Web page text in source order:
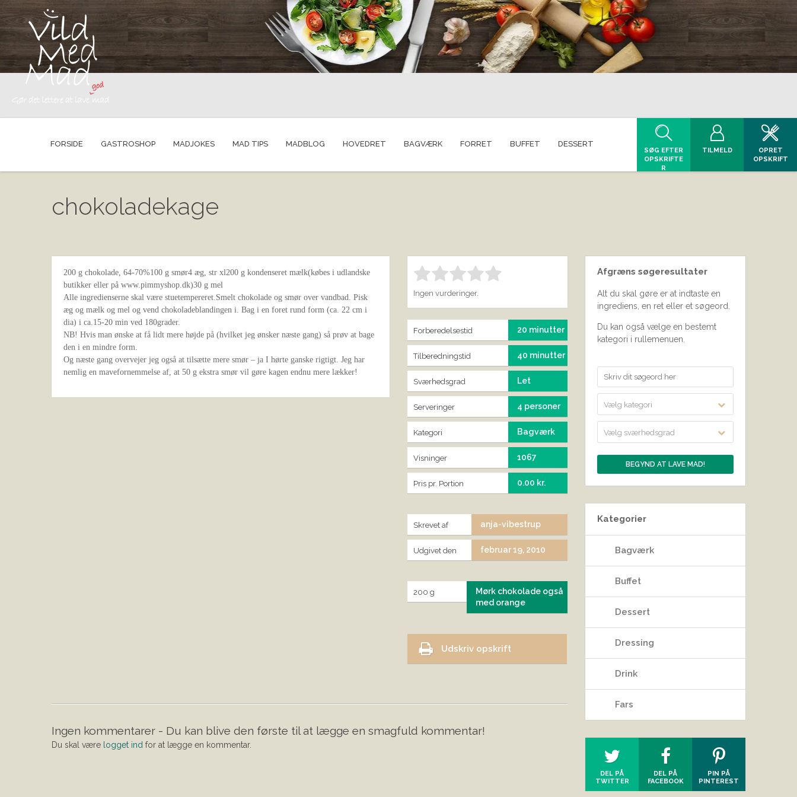
FORSIDE GASTROSHOP MADJOKES MAD TIPS MADBLOG HOVEDRET BAGVÆRK FORRET BUFFET DESSERT
SØG EFTER
OPSKRIFTE
R
TILMELD
OPRET
OPSKRIFT
chokoladekage
Bedøm denne vare: 1.00 INDSEND BEDØMMELSE
Ingen vurderinger.
Forberedelsestid 20 minutter
Tilberedningstid 40 minutter
Sværhedsgrad Let
Serveringer 4 personer
Kategori Bagværk
Visninger 1067
Pris pr. Portion 0.00 kr.
Skrevet af anja-vibestrup
Udgivet den februar 19, 2010
200 g
Mørk chokolade også
med orange
Udskriv opskrift
200 g chokolade, 64-70%100 g smør4 æg, str xl200 g kondenseret mælk(købes i udlandske
butikker eller på www.pimmyshop.dk)30 g mel
Alle ingredienserne skal være stuetempereret.Smelt chokolade og smør over vandbad. Pisk
æg og mælk og mel og vend chokoladeblandingen i. Bag i en foret rund form (ca. 22 cm i
dia) i ca.15-20 min ved 180grader.
NB! Hvis man ønske at få lidt mere højde på (hvilket jeg ønsker næste gang) så prøv at bage
den i en mindre form.
Og næste gang overvejer jeg også at tilsætte mere smør – ja I hørte ganske rigtigt. Jeg har
nemlig en mavefornemmelse af, at 50 g ekstra smør vil gøre kagen endnu mere lækker!
Ingen kommentarer - Du kan blive den første til at lægge en smagfuld kommentar!
Du skal være logget ind for at lægge en kommentar.
Afgræns søgeresultater
Alt du skal gøre er at indtaste en
ingrediens, en ret eller et søgeord.
Du kan også vælge en bestemt
kategori i rullemenuen.
Vælg kategori
Vælg sværhedsgrad
Kategorier
Bagværk
Buffet
Dessert
Dressing
Drink
Fars
DEL PÅ
TWITTER
DEL PÅ
FACEBOOK
PIN PÅ
PINTEREST